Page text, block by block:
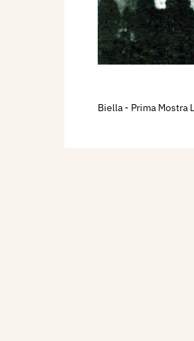
Biella - Prima Mostra